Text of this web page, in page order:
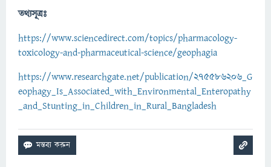
তথ্যসূত্রঃ
https://www.sciencedirect.com/topics/pharmacology-
toxicology-and-pharmaceutical-science/geophagia
https://www.researchgate.net/publication/275586206_G
eophagy_Is_Associated_with_Environmental_Enteropathy
_and_Stunting_in_Children_in_Rural_Bangladesh